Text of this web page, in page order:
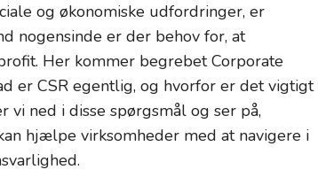
og økonomiske udfordringer, er
nogensinde er der behov for, at
Her kommer begrebet Corporate
er CSR egentlig, og hvorfor er det vigtigt
vi ned i disse spørgsmål og ser på,
hjælpe virksomheder med at navigere i